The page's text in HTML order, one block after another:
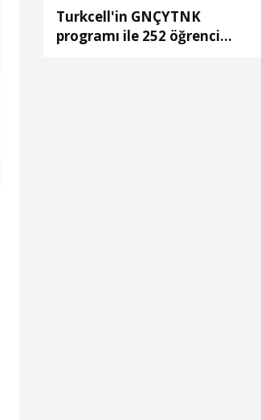
Turkcell'in GNÇYTNK
programı ile 252 öğrenci